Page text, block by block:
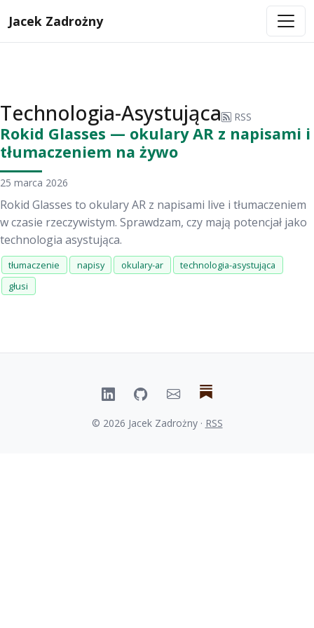
Jacek Zadrożny
Technologia-Asystująca RSS
Rokid Glasses — okulary AR z napisami i
tłumaczeniem na żywo
25 marca 2026
Rokid Glasses to okulary AR z napisami live i tłumaczeniem
w czasie rzeczywistym. Sprawdzam, czy mają potencjał jako
technologia asystująca.
tłumaczenie napisy okulary-ar
technologia-asystująca
głusi
© 2026 Jacek Zadrożny · RSS